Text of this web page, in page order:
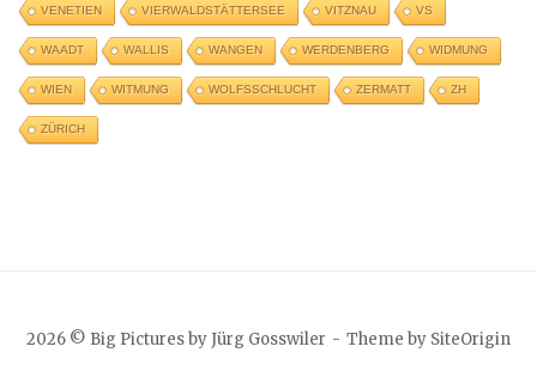
VENETIEN VIERWALDSTÄTTERSEE VITZNAU VS
WAADT WALLIS WANGEN WERDENBERG WIDMUNG
WIEN WITMUNG WOLFSSCHLUCHT ZERMATT ZH
ZÜRICH
2026 © Big Pictures by Jürg Gosswiler Theme by SiteOrigin